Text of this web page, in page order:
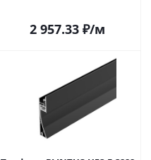
2 957.33₽/м